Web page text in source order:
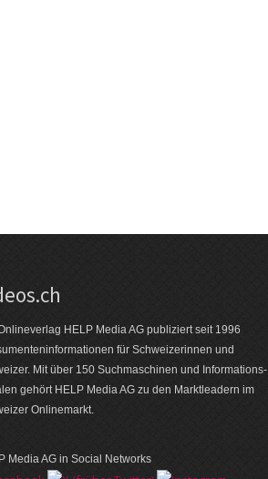
HELP Media AG publiziert seit 1996
für Schweizerinnen und
Mit über 150 Suchmaschinen und Informations­
gehört HELP Media AG zu den Marktleadern im
Onlinemarkt.
Media AG in Social Networks